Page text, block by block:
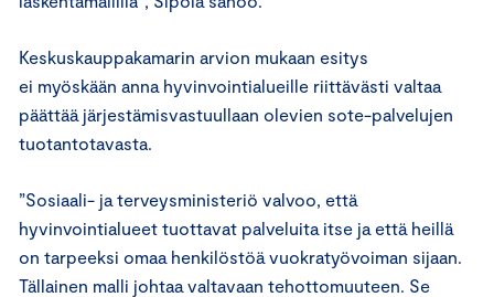
Keskuskauppakamarin arvion mukaan esitys
ei myöskään anna hyvinvointialueille riittävästi valtaa
päättää järjestämisvastuullaan olevien sote-palvelujen
tuotantotavasta.
”Sosiaali- ja terveysministeriö valvoo, että
hyvinvointialueet tuottavat palveluita itse ja että heillä
on tarpeeksi omaa henkilöstöä vuokratyövoiman sijaan.
Tällainen malli johtaa valtavaan tehottomuuteen. Se